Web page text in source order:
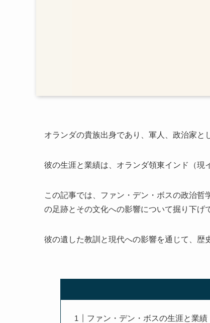
オランダの貴族出身であり、軍人、政治家と
彼の生涯と業績は、オランダ領東インド（現
この記事では、ファン・デン・ボスの政治
の足跡とその文化への影響について掘り下げ
彼の遺した教訓と現代への影響を通じて、歴
ファン・デン・ボスの生涯と業績